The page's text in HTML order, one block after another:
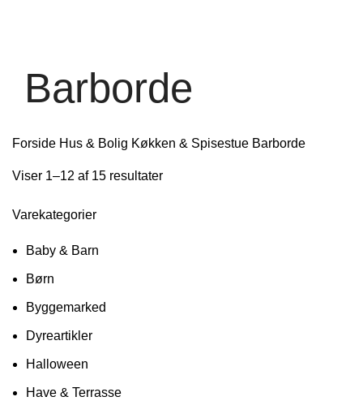
Barborde
Forside Hus & Bolig Køkken & Spisestue Barborde
Viser 1–12 af 15 resultater
Varekategorier
Baby & Barn
Børn
Byggemarked
Dyreartikler
Halloween
Have & Terrasse